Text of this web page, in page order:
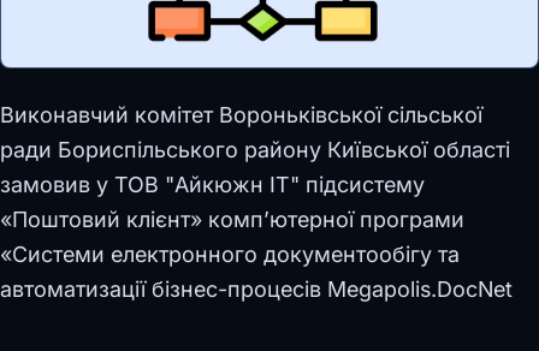
Виконавчий комітет Вороньківської сільської
ради Бориспільського району Київської області
замовив у ТОВ "Айкюжн ІТ" підсистему
«Поштовий клієнт» комп’ютерної програми
«Системи електронного документообігу та
автоматизації бізнес-процесів Megapolis.DocNet